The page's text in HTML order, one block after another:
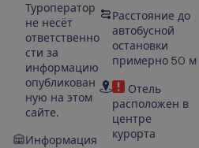
Туроператор
не несёт
ответственно
сти за
информацию
опубликован
ную на этом
сайте.
Информация
Расстояние до
автобусной
остановки
примерно 50 м
Отель
расположен в
центре
курорта